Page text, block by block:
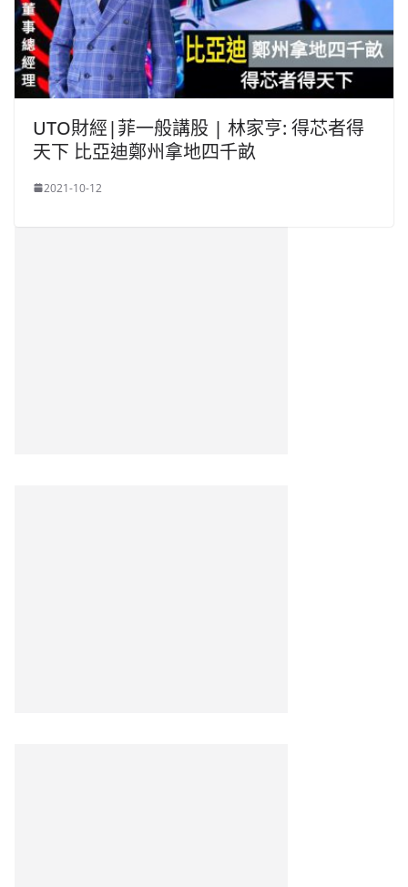
UTO財經|菲一般講股 | 林家亨: 得芯者得
天下 比亞迪鄭州拿地四千畝
2021-10-12